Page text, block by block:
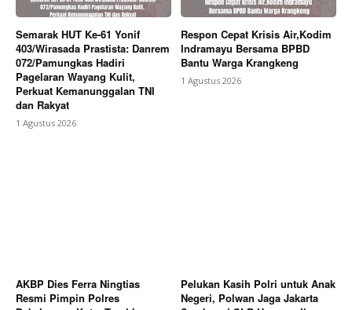
Semarak HUT Ke-61 Yonif
403/Wirasada Prastista: Danrem
072/Pamungkas Hadiri
Pagelaran Wayang Kulit,
Perkuat Kemanunggalan TNI
dan Rakyat
1 Agustus 2026
Respon Cepat Krisis Air,Kodim
Indramayu Bersama BPBD
Bantu Warga Krangkeng
1 Agustus 2026
AKBP Dies Ferra Ningtias
Resmi Pimpin Polres
Pelukan Kasih Polri untuk Anak
Negeri, Polwan Jaga Jakarta